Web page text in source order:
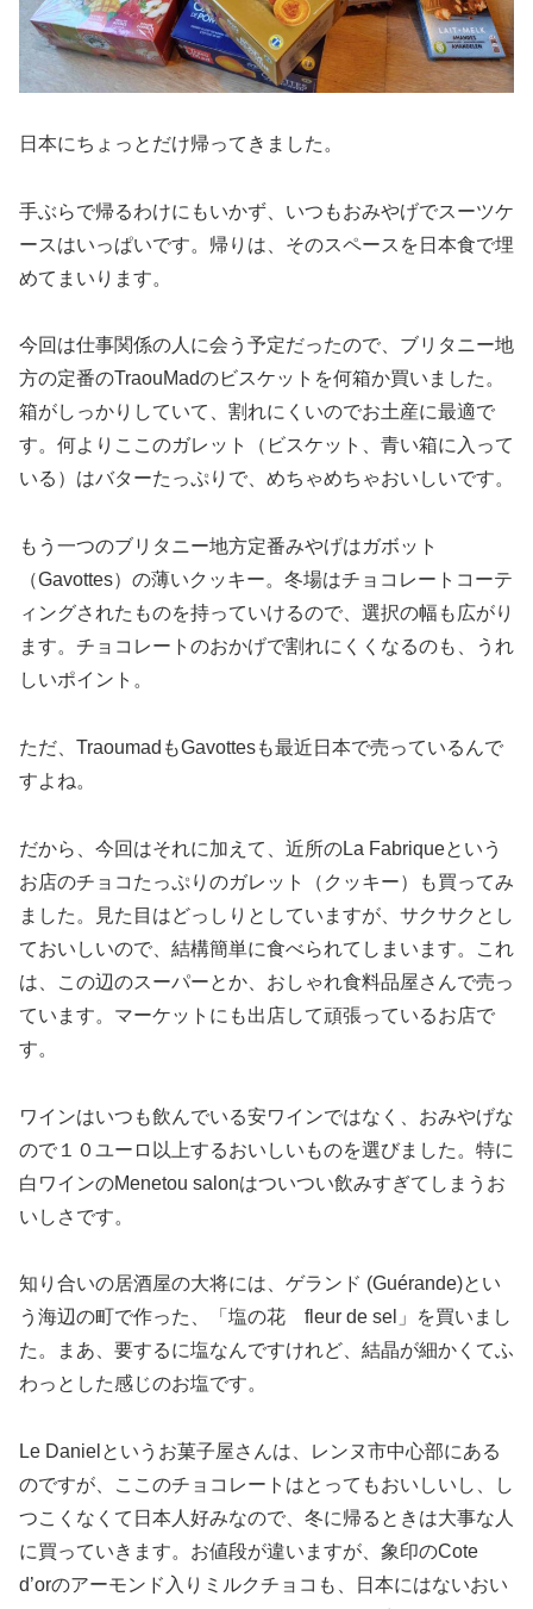
日本にちょっとだけ帰ってきました。
手ぶらで帰るわけにもいかず、いつもおみやげでスーツケ
ースはいっぱいです。帰りは、そのスペースを日本食で埋
めてまいります。
今回は仕事関係の人に会う予定だったので、ブリタニー地
方の定番のTraouMadのビスケットを何箱か買いました。
箱がしっかりしていて、割れにくいのでお土産に最適で
す。何よりここのガレット（ビスケット、青い箱に入って
いる）はバターたっぷりで、めちゃめちゃおいしいです。
もう一つのブリタニー地方定番みやげはガボット
（Gavottes）の薄いクッキー。冬場はチョコレートコーテ
ィングされたものを持っていけるので、選択の幅も広がり
ます。チョコレートのおかげで割れにくくなるのも、うれ
しいポイント。
ただ、TraoumadもGavottesも最近日本で売っているんで
すよね。
だから、今回はそれに加えて、近所のLa Fabriqueという
お店のチョコたっぷりのガレット（クッキー）も買ってみ
ました。見た目はどっしりとしていますが、サクサクとし
ておいしいので、結構簡単に食べられてしまいます。これ
は、この辺のスーパーとか、おしゃれ食料品屋さんで売っ
ています。マーケットにも出店して頑張っているお店で
す。
ワインはいつも飲んでいる安ワインではなく、おみやげな
ので１０ユーロ以上するおいしいものを選びました。特に
白ワインのMenetou salonはついつい飲みすぎてしまうお
いしさです。
知り合いの居酒屋の大将には、ゲランド (Guérande)とい
う海辺の町で作った、「塩の花 fleur de sel」を買いまし
た。まあ、要するに塩なんですけれど、結晶が細かくてふ
わっとした感じのお塩です。
Le Danielというお菓子屋さんは、レンヌ市中心部にある
のですが、ここのチョコレートはとってもおいしいし、し
つこくなくて日本人好みなので、冬に帰るときは大事な人
に買っていきます。お値段が違いますが、象印のCote
d’orのアーモンド入りミルクチョコも、日本にはないおい